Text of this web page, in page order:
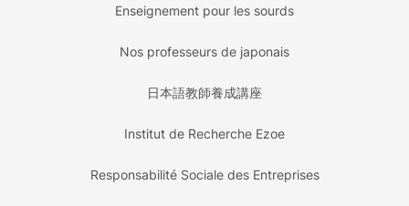
Enseignement pour les sourds
Nos professeurs de japonais
日本語教師養成講座
Institut de Recherche Ezoe
Responsabilité Sociale des Entreprises